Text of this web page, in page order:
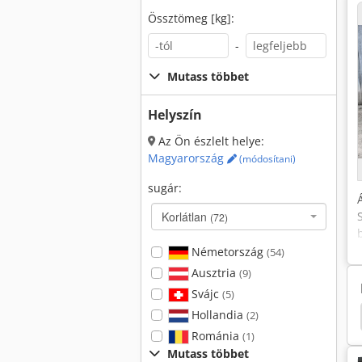
Össztömeg [kg]:
-
Mutass többet
Helyszín
Az Ön észlelt helye:
Magyarország
(módosítani)
sugár:
Korlátlan (72)
Németország (54)
Ausztria (9)
Svájc (5)
Hollandia (2)
Románia (1)
Mutass többet